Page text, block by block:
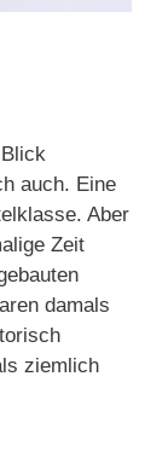
auch. Eine
Aber
Zeit
damals
ziemlich